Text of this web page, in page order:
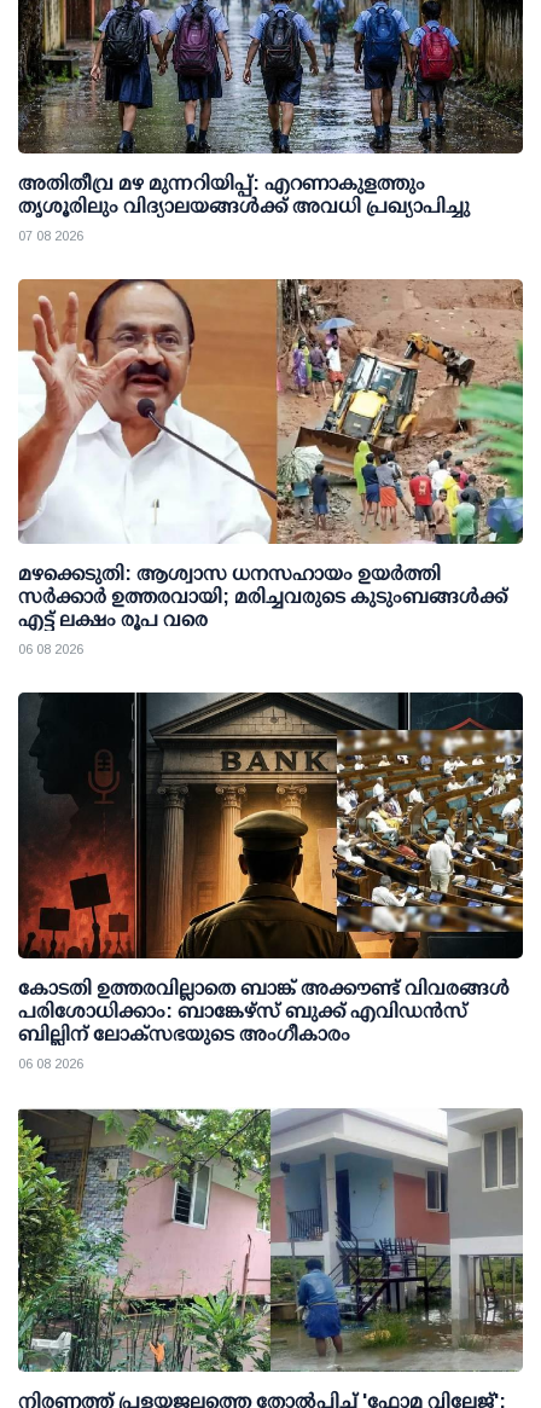
അതിതീവ്ര മഴ മുന്നറിയിപ്പ്: എറണാകുളത്തും
തൃശൂരിലും വിദ്യാലയങ്ങള്‍ക്ക് അവധി പ്രഖ്യാപിച്ചു
07 08 2026
മഴക്കെടുതി: ആശ്വാസ ധനസഹായം ഉയര്‍ത്തി
സര്‍ക്കാര്‍ ഉത്തരവായി; മരിച്ചവരുടെ കുടുംബങ്ങള്‍ക്ക്
എട്ട് ലക്ഷം രൂപ വരെ
06 08 2026
കോടതി ഉത്തരവില്ലാതെ ബാങ്ക് അക്കൗണ്ട് വിവരങ്ങള്‍
പരിശോധിക്കാം: ബാങ്കേഴ്സ് ബുക്ക് എവിഡന്‍സ്
ബില്ലിന് ലോക്സഭയുടെ അംഗീകാരം
06 08 2026
നിരണത്ത് പ്രളയജലത്തെ തോല്‍പ്പിച്ച് 'ഫോമ വില്ലേജ്';